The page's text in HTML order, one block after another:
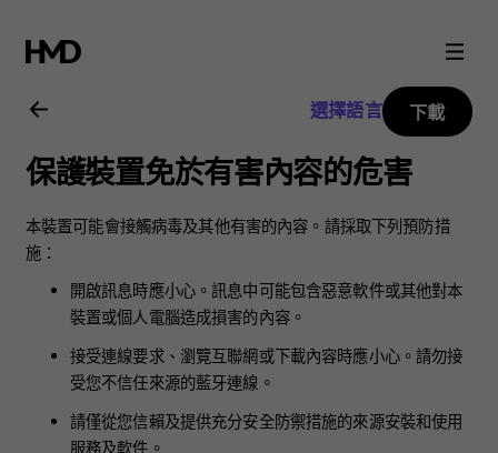
Nokia
2.3
用
戶
指
南
選擇語言 下載
保護裝置免於有害內容的危害
本裝置可能會接觸病毒及其他有害的內容。請採取下列預防措
施：
開啟訊息時應小心。訊息中可能包含惡意軟件或其他對本
裝置或個人電腦造成損害的內容。
接受連線要求、瀏覽互聯網或下載內容時應小心。請勿接
受您不信任來源的藍牙連線。
請僅從您信賴及提供充分安全防禦措施的來源安裝和使用
服務及軟件。